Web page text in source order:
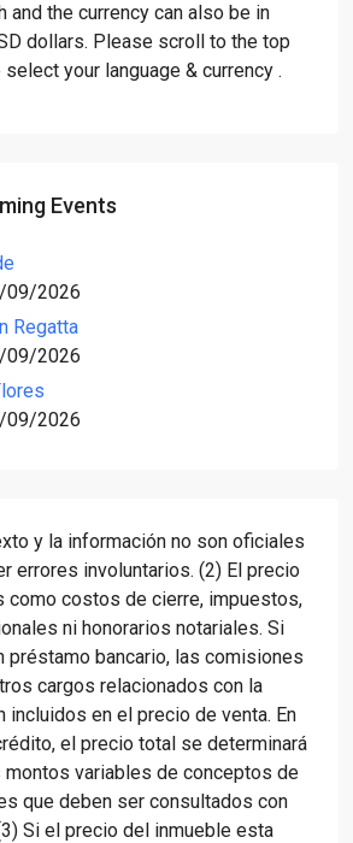
and the currency can also be in
dollars. Please scroll to the top
your language & currency .
Events
09/2026
Regatta
09/2026
09/2026
y la información no son oficiales
errores involuntarios. (2) El precio
como costos de cierre, impuestos,
ni honorarios notariales. Si
préstamo bancario, las comisiones
cargos relacionados con la
incluidos en el precio de venta. En
el precio total se determinará
montos variables de conceptos de
que deben ser consultados con
Si el precio del inmueble esta